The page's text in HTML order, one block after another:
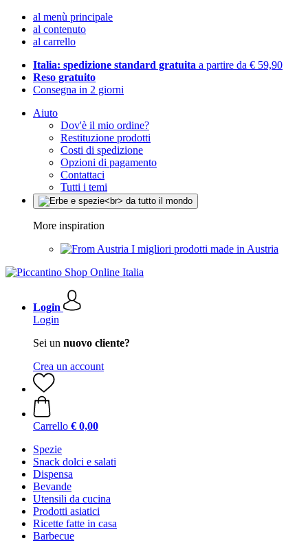
al menù principale
al contenuto
al carrello
Italia: spedizione standard gratuita a partire da € 59,90
Reso gratuito
Consegna in 2 giorni
Aiuto
Dov'è il mio ordine?
Restituzione prodotti
Costi di spedizione
Opzioni di pagamento
Contattaci
Tutti i temi
More inspiration
I migliori prodotti made in Austria
Login
Login
Sei un nuovo cliente?
Crea un account
Carrello € 0,00
Spezie
Snack dolci e salati
Dispensa
Bevande
Utensili da cucina
Prodotti asiatici
Ricette fatte in casa
Barbecue